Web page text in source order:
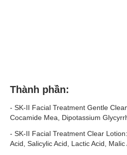
Thành phần:
- SK-II Facial Treatment Gentle
Cocamide Mea, Dipotassium
- SK-II Facial Treatment Clear
Acid, Salicylic Acid, Lactic Acid,